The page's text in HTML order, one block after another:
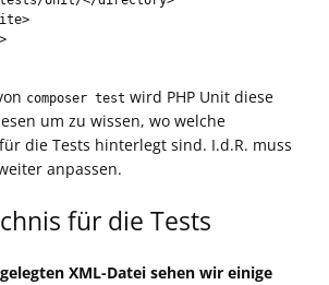
composer test wird PHP Unit diese
um zu wissen, wo welche
die Tests hinterlegt sind. I.d.R. muss
anpassen.
für die Tests
XML-Datei sehen wir einige